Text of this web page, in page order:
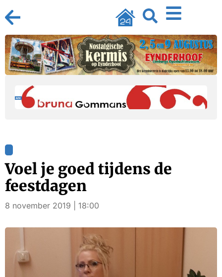
Voel je goed tijdens de
feestdagen
8 november 2019 | 18:00